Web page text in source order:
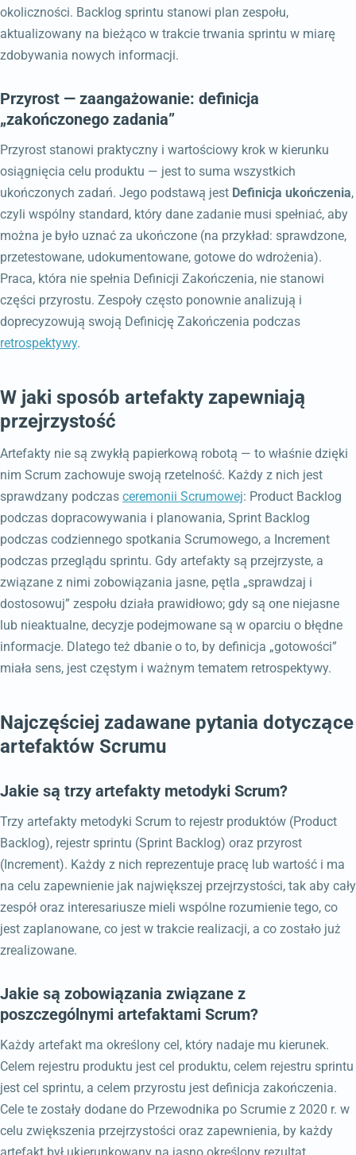
okoliczności. Backlog sprintu stanowi plan zespołu,
aktualizowany na bieżąco w trakcie trwania sprintu w miarę
zdobywania nowych informacji.
Przyrost — zaangażowanie: definicja
„zakończonego zadania”
Przyrost stanowi praktyczny i wartościowy krok w kierunku
osiągnięcia celu produktu — jest to suma wszystkich
ukończonych zadań. Jego podstawą jest Definicja ukończenia,
czyli wspólny standard, który dane zadanie musi spełniać, aby
można je było uznać za ukończone (na przykład: sprawdzone,
przetestowane, udokumentowane, gotowe do wdrożenia).
Praca, która nie spełnia Definicji Zakończenia, nie stanowi
części przyrostu. Zespoły często ponownie analizują i
doprecyzowują swoją Definicję Zakończenia podczas
retrospektywy.
W jaki sposób artefakty zapewniają
przejrzystość
Artefakty nie są zwykłą papierkową robotą — to właśnie dzięki
nim Scrum zachowuje swoją rzetelność. Każdy z nich jest
sprawdzany podczas ceremonii Scrumowej: Product Backlog
podczas dopracowywania i planowania, Sprint Backlog
podczas codziennego spotkania Scrumowego, a Increment
podczas przeglądu sprintu. Gdy artefakty są przejrzyste, a
związane z nimi zobowiązania jasne, pętla „sprawdzaj i
dostosowuj” zespołu działa prawidłowo; gdy są one niejasne
lub nieaktualne, decyzje podejmowane są w oparciu o błędne
informacje. Dlatego też dbanie o to, by definicja „gotowości”
miała sens, jest częstym i ważnym tematem retrospektywy.
Najczęściej zadawane pytania dotyczące
artefaktów Scrumu
Jakie są trzy artefakty metodyki Scrum?
Trzy artefakty metodyki Scrum to rejestr produktów (Product
Backlog), rejestr sprintu (Sprint Backlog) oraz przyrost
(Increment). Każdy z nich reprezentuje pracę lub wartość i ma
na celu zapewnienie jak największej przejrzystości, tak aby cały
zespół oraz interesariusze mieli wspólne rozumienie tego, co
jest zaplanowane, co jest w trakcie realizacji, a co zostało już
zrealizowane.
Jakie są zobowiązania związane z
poszczególnymi artefaktami Scrum?
Każdy artefakt ma określony cel, który nadaje mu kierunek.
Celem rejestru produktu jest cel produktu, celem rejestru sprintu
jest cel sprintu, a celem przyrostu jest definicja zakończenia.
Cele te zostały dodane do Przewodnika po Scrumie z 2020 r. w
celu zwiększenia przejrzystości oraz zapewnienia, by każdy